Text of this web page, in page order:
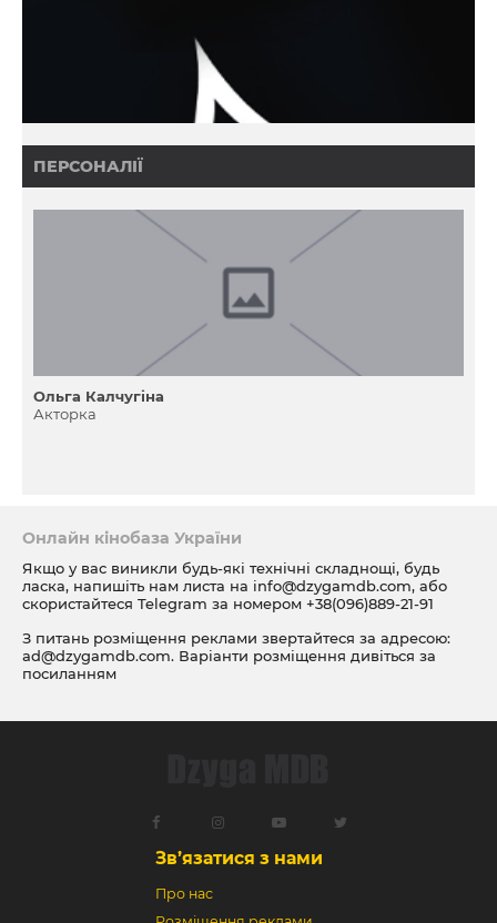
ПЕРСОНАЛІЇ
Ольга Калчугіна
Акторка
Онлайн кінобаза України
Якщо у вас виникли будь-які технічні складнощі, будь
ласка, напишіть нам листа на info@dzygamdb.com, або
скористайтеся Telegram за номером +38(096)889-21-91
З питань розміщення реклами звертайтеся за адресою:
ad@dzygamdb.com. Варіанти розміщення дивіться за
посиланням
Зв’язатися з нами
Про нас